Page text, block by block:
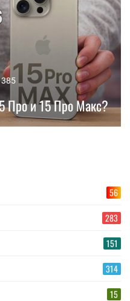
Про и 15 Про Макс?
56
283
151
314
15